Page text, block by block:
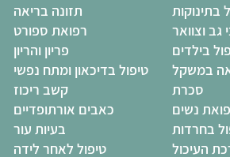
בתינוקות
גב וצוואר
בילדים
במשקל
סכרת
נשים
בחרדות
העיכול
תזונה בריאה
רפואת ספורט
פריון והריון
טיפול בדיכאון ומתח נפשי
קשב ריכוז
כאבים אורתופדיים
בעיות עור
טיפול לאחר לידה